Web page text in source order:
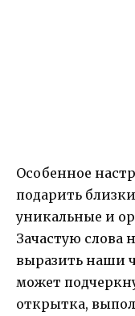
Особенное
подарить
уникальные и
Зачастую слова
выразить наши
может
открытка,